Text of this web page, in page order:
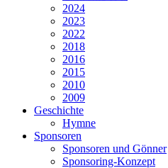
2024
2023
2022
2018
2016
2015
2010
2009
Geschichte
Hymne
Sponsoren
Sponsoren und Gönner
Sponsoring-Konzept